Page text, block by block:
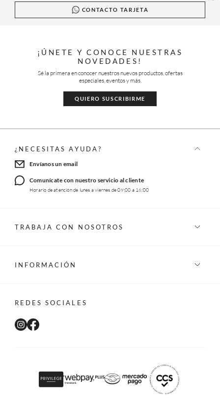
CONTACTO TARJETA
¡ÚNETE Y CONOCE NUESTRAS
NOVEDADES!
Sé la primera en conocer nuestros nuevos productos, ofertas
especiales, eventos y más.
QUIERO SUSCRIBIRME
¿NECESITAS AYUDA?
Envíanos un email
Comunícate con nuestro servicio al cliente
Horario de atención de lunes a viernes de 09:00 a 16:00
TRABAJA CON NOSOTROS
INFORMACIÓN
REDES SOCIALES